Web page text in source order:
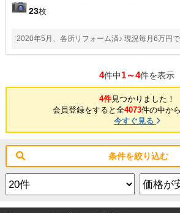
23枚
2020年5月、各所リフォーム済♪ 現況毎月6万円
4件中1～4件を表示
4件見つかりました！
会員登録をすると全4073件の中か
今すぐ見る
条件を絞り込む